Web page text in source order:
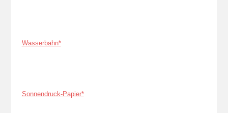
Wasserbahn*
Sonnendruck-Papier*